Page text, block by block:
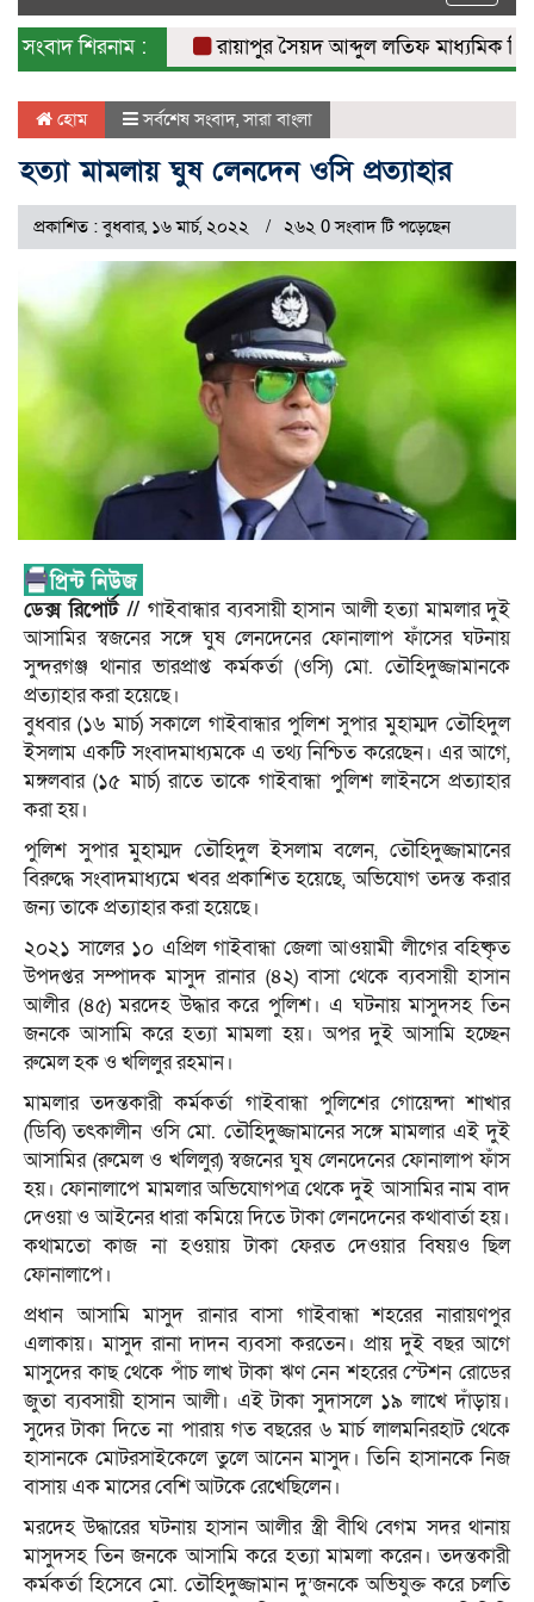
সংবাদ শিরনাম :
রায়াপুর সৈয়দ আব্দুল লতিফ মাধ্যমিক
হোম সর্বশেষ সংবাদ,সারা বাংলা
হত্যা মামলায় ঘুষ লেনদেন ওসি প্রত্যাহার
প্রকাশিত : বুধবার, ১৬ মার্চ, ২০২২ ২৬২ 0 সংবাদ টি পড়েছেন
ডেক্স রিপোর্ট //গাইবান্ধার ব্যবসায়ী হাসান আলী হত্যা মামলার দুই
আসামির স্বজনের সঙ্গে ঘুষ লেনদেনের ফোনালাপ ফাঁসের ঘটনায়
সুন্দরগঞ্জ থানার ভারপ্রাপ্ত কর্মকর্তা (ওসি) মো. তৌহিদুজ্জামানকে
প্রত্যাহার করা হয়েছে।
বুধবার (১৬ মার্চ) সকালে গাইবান্ধার পুলিশ সুপার মুহাম্মদ তৌহিদুল
ইসলাম একটি সংবাদমাধ্যমকে এ তথ্য নিশ্চিত করেছেন। এর আগে,
মঙ্গলবার (১৫ মার্চ) রাতে তাকে গাইবান্ধা পুলিশ লাইনসে প্রত্যাহার
করা হয়।
পুলিশ সুপার মুহাম্মদ তৌহিদুল ইসলাম বলেন, তৌহিদুজ্জামানের
বিরুদ্ধে সংবাদমাধ্যমে খবর প্রকাশিত হয়েছে, অভিযোগ তদন্ত করার
জন্য তাকে প্রত্যাহার করা হয়েছে।
২০২১ সালের ১০ এপ্রিল গাইবান্ধা জেলা আওয়ামী লীগের বহিষ্কৃত
উপদপ্তর সম্পাদক মাসুদ রানার (৪২) বাসা থেকে ব্যবসায়ী হাসান
আলীর (৪৫) মরদেহ উদ্ধার করে পুলিশ। এ ঘটনায় মাসুদসহ তিন
জনকে আসামি করে হত্যা মামলা হয়। অপর দুই আসামি হচ্ছেন
রুমেল হক ও খলিলুর রহমান।
মামলার তদন্তকারী কর্মকর্তা গাইবান্ধা পুলিশের গোয়েন্দা শাখার
(ডিবি) তৎকালীন ওসি মো. তৌহিদুজ্জামানের সঙ্গে মামলার এই দুই
আসামির (রুমেল ও খলিলুর) স্বজনের ঘুষ লেনদেনের ফোনালাপ ফাঁস
হয়। ফোনালাপে মামলার অভিযোগপত্র থেকে দুই আসামির নাম বাদ
দেওয়া ও আইনের ধারা কমিয়ে দিতে টাকা লেনদেনের কথাবার্তা হয়।
কথামতো কাজ না হওয়ায় টাকা ফেরত দেওয়ার বিষয়ও ছিল
ফোনালাপে।
প্রধান আসামি মাসুদ রানার বাসা গাইবান্ধা শহরের নারায়ণপুর
এলাকায়। মাসুদ রানা দাদন ব্যবসা করতেন। প্রায় দুই বছর আগে
মাসুদের কাছ থেকে পাঁচ লাখ টাকা ঋণ নেন শহরের স্টেশন রোডের
জুতা ব্যবসায়ী হাসান আলী। এই টাকা সুদাসলে ১৯ লাখে দাঁড়ায়।
সুদের টাকা দিতে না পারায় গত বছরের ৬ মার্চ লালমনিরহাট থেকে
হাসানকে মোটরসাইকেলে তুলে আনেন মাসুদ। তিনি হাসানকে নিজ
বাসায় এক মাসের বেশি আটকে রেখেছিলেন।
মরদেহ উদ্ধারের ঘটনায় হাসান আলীর স্ত্রী বীথি বেগম সদর থানায়
মাসুদসহ তিন জনকে আসামি করে হত্যা মামলা করেন। তদন্তকারী
কর্মকর্তা হিসেবে মো. তৌহিদুজ্জামান দু’জনকে অভিযুক্ত করে চলতি